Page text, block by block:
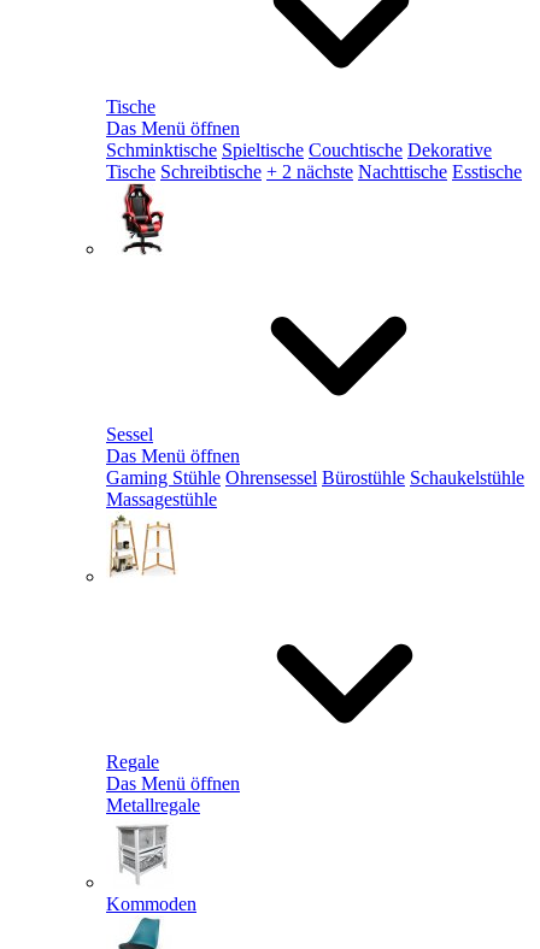
Tische
Das Menü öffnen
Schminktische Spieltische Couchtische Dekorative
Tische Schreibtische + 2 nächste Nachttische Esstische
Sessel
Das Menü öffnen
Gaming Stühle Ohrensessel Bürostühle Schaukelstühle
Massagestühle
Regale
Das Menü öffnen
Metallregale
Kommoden